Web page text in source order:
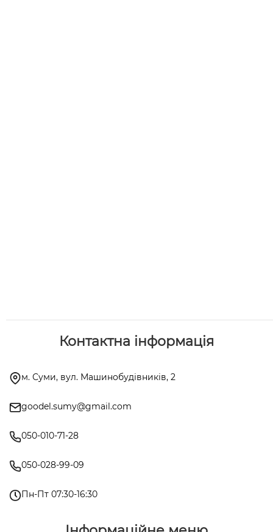
Контактна інформація
м. Суми, вул. Машинобудівників, 2
goodel.sumy@gmail.com
050-010-71-28
050-028-99-09
Пн-Пт 07:30-16:30